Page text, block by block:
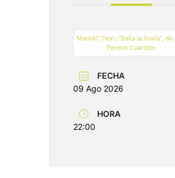
ManIAC Fest: “Baila la lluvia”, de
Pereira Cuarteto
FECHA
09 Ago 2026
HORA
22:00